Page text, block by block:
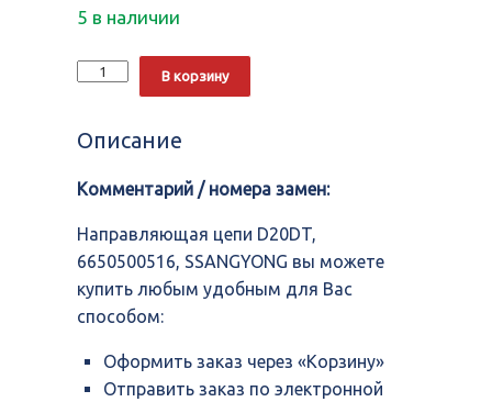
5 в наличии
Количество
Направляющая
6650500516,
В корзину
Описание
Комментарий / номера замен:
Направляющая цепи D20DT,
6650500516, SSANGYONG вы можете
купить любым удобным для Вас
способом:
Оформить заказ через «Корзину»
Отправить заказ по электронной